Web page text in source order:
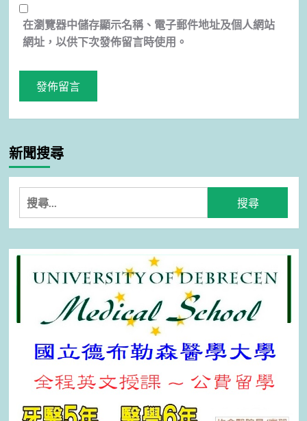
在瀏覽器中儲存顯示名稱、電子郵件地址及個人網站
網址，以供下次發佈留言時使用。
新聞搜尋
搜
尋
關
鍵